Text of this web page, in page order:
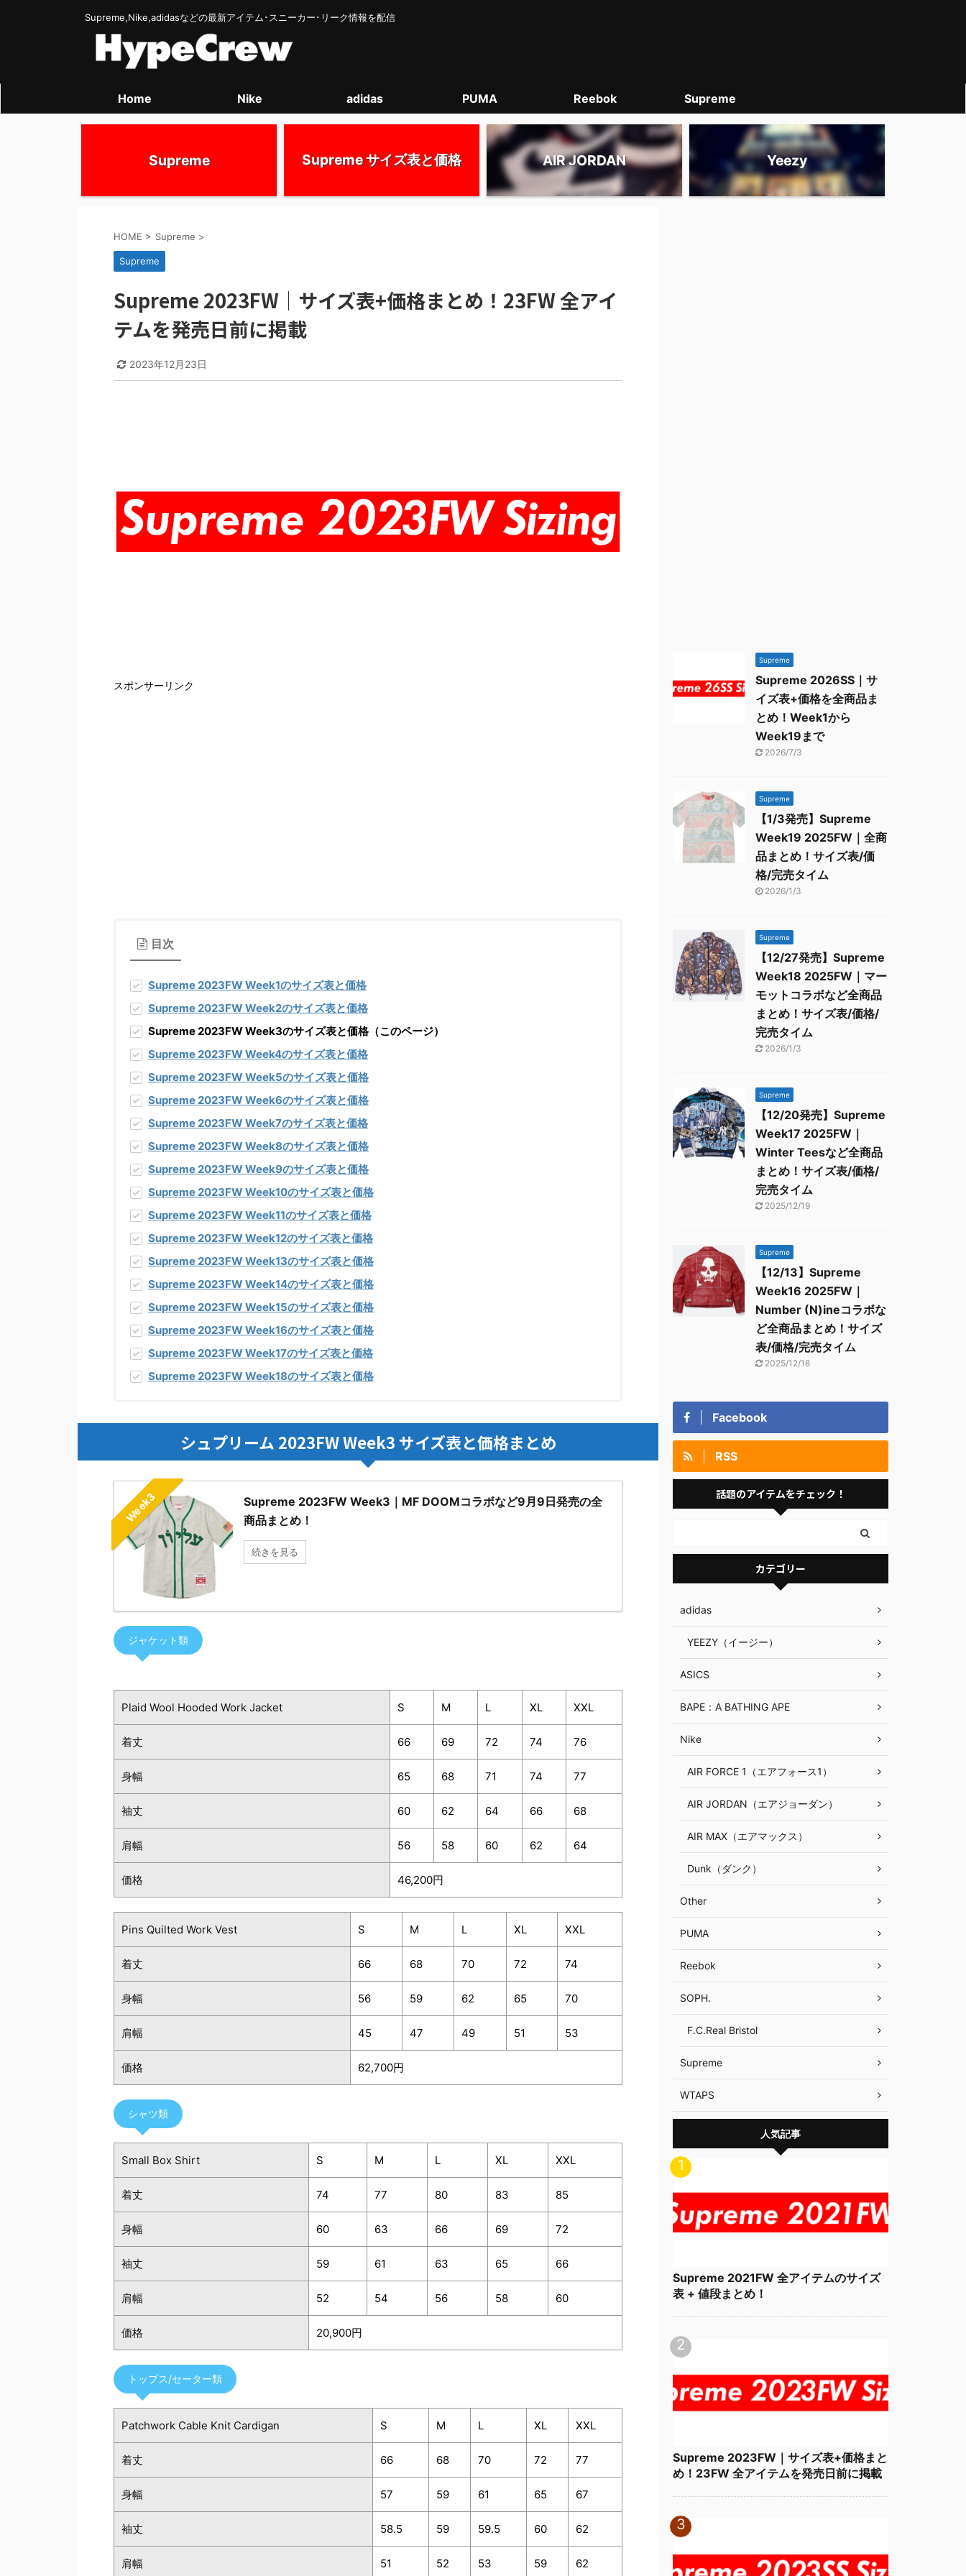
Supreme,Nike,adidasなどの最新アイテム･スニーカー･リーク情報を配信
Home Nike adidas PUMA Reebok Supreme
Supreme Supreme サイズ表と価格 AIR JORDAN Yeezy
HOME > Supreme >
Supreme
Supreme 2023FW｜サイズ表+価格まとめ！23FW 全アイ
テムを発売日前に掲載
2023年12月23日
スポンサーリンク
目次
Supreme 2023FW Week1のサイズ表と価格
Supreme 2023FW Week2のサイズ表と価格
Supreme 2023FW Week3のサイズ表と価格（このページ）
Supreme 2023FW Week4のサイズ表と価格
Supreme 2023FW Week5のサイズ表と価格
Supreme 2023FW Week6のサイズ表と価格
Supreme 2023FW Week7のサイズ表と価格
Supreme 2023FW Week8のサイズ表と価格
Supreme 2023FW Week9のサイズ表と価格
Supreme 2023FW Week10のサイズ表と価格
Supreme 2023FW Week11のサイズ表と価格
Supreme 2023FW Week12のサイズ表と価格
Supreme 2023FW Week13のサイズ表と価格
Supreme 2023FW Week14のサイズ表と価格
Supreme 2023FW Week15のサイズ表と価格
Supreme 2023FW Week16のサイズ表と価格
Supreme 2023FW Week17のサイズ表と価格
Supreme 2023FW Week18のサイズ表と価格
シュプリーム 2023FW Week3 サイズ表と価格まとめ
Week3
Supreme 2023FW Week3｜MF DOOMコラボなど9月9日発売の全
商品まとめ！
続きを見る
ジャケット類
Plaid Wool Hooded Work Jacket S M L XL XXL
着丈 66 69 72 74 76
身幅 65 68 71 74 77
袖丈 60 62 64 66 68
肩幅 56 58 60 62 64
価格 46,200円
Pins Quilted Work Vest S M L XL XXL
着丈 66 68 70 72 74
身幅 56 59 62 65 70
肩幅 45 47 49 51 53
価格 62,700円
シャツ類
Small Box Shirt S M L XL XXL
着丈 74 77 80 83 85
身幅 60 63 66 69 72
袖丈 59 61 63 65 66
肩幅 52 54 56 58 60
価格 20,900円
トップス/セーター類
Patchwork Cable Knit Cardigan S M L XL XXL
着丈 66 68 70 72 77
身幅 57 59 61 65 67
袖丈 58.5 59 59.5 60 62
肩幅 51 52 53 59 62
Supreme
Supreme 2026SS｜サ
イズ表+価格を全商品ま
とめ！Week1から
Week19まで
2026/7/3
Supreme
【1/3発売】Supreme
Week19 2025FW｜全商
品まとめ！サイズ表/価
格/完売タイム
2026/1/3
Supreme
【12/27発売】Supreme
Week18 2025FW｜マー
モットコラボなど全商品
まとめ！サイズ表/価格/
完売タイム
2026/1/3
Supreme
【12/20発売】Supreme
Week17 2025FW｜
Winter Teesなど全商品
まとめ！サイズ表/価格/
完売タイム
2025/12/19
Supreme
【12/13】Supreme
Week16 2025FW｜
Number (N)ineコラボな
ど全商品まとめ！サイズ
表/価格/完売タイム
2025/12/18
Facebook
RSS
話題のアイテムをチェック！
カテゴリー
adidas
YEEZY（イージー）
ASICS
BAPE：A BATHING APE
Nike
AIR FORCE 1（エアフォース1）
AIR JORDAN（エアジョーダン）
AIR MAX（エアマックス）
Dunk（ダンク）
Other
PUMA
Reebok
SOPH.
F.C.Real Bristol
Supreme
WTAPS
人気記事
Supreme 2021FW 全アイテムのサイズ
表 + 値段まとめ！
Supreme 2023FW｜サイズ表+価格まと
め！23FW 全アイテムを発売日前に掲載